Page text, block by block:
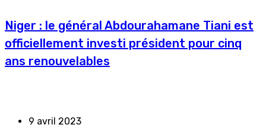
Niger : le général Abdourahamane Tiani est
officiellement investi président pour cinq
ans renouvelables
9 avril 2023